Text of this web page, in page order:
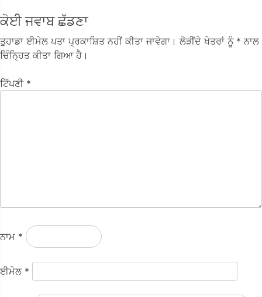
ਕੋਈ ਜਵਾਬ ਛੱਡਣਾ
ਤੁਹਾਡਾ ਈਮੇਲ ਪਤਾ ਪ੍ਰਕਾਸ਼ਿਤ ਨਹੀਂ ਕੀਤਾ ਜਾਵੇਗਾ। ਲੋੜੀਂਦੇ ਖੇਤਰਾਂ ਨੂੰ * ਨਾਲ
ਚਿੰਨ੍ਹਿਤ ਕੀਤਾ ਗਿਆ ਹੈ।
ਟਿੱਪਣੀ *
ਨਾਮ *
ਈਮੇਲ *